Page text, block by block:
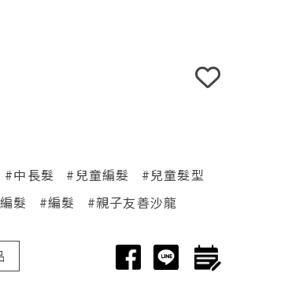
#中長髮 #兒童編髮
#兒童髮型
髮 #編髮 #親子友善沙龍